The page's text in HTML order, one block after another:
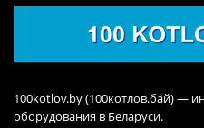
100kotlov.by (100котлов.бай) —
оборудования в Беларуси.